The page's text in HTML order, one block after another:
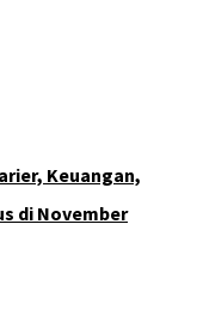
Keuangan,
di November